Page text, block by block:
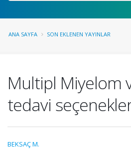
ANA SAYFA SON EKLENEN YAYINLAR
Multipl Miyelom
tedavi
BEKSAÇ M.